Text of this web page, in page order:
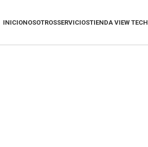
INICIONOSOTROSSERVICIOSTIENDA VIEW TECH